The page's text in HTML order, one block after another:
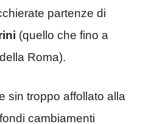
partenze di
(quello che fino a
Roma).
sin troppo affollato alla
cambiamenti